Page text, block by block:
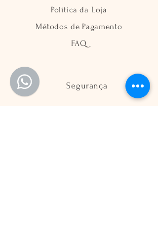
Política da Loja
Métodos de Pagamento
FAQ
Segurança
Ambiente 100% Seguro